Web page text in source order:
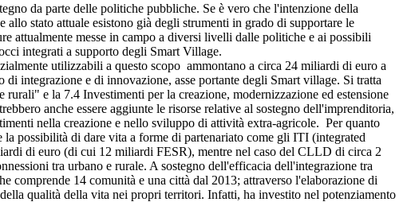
da parte delle politiche pubbliche. Se è vero che l'intenzione della
stato attuale esistono già degli strumenti in grado di supportare le
attualmente messe in campo a diversi livelli dalle politiche e ai possibili
integrati a supporto degli Smart Village.
utilizzabili a questo scopo ammontano a circa 24 miliardi di euro a
integrazione e di innovazione, asse portante degli Smart village. Si tratta
e la 7.4 Investimenti per la creazione, modernizzazione ed estensione
anche essere aggiunte le risorse relative al sostegno dell'imprenditoria,
nella creazione e nello sviluppo di attività extra-agricole. Per quanto
possibilità di dare vita a forme di partenariato come gli ITI (integrated
di euro (di cui 12 miliardi FESR), mentre nel caso del CLLD di circa 2
tra urbano e rurale. A sostegno dell'efficacia dell'integrazione tra
14 comunità e una città dal 2013; attraverso l'elaborazione di
qualità della vita nei propri territori. Infatti, ha investito nel potenziamento